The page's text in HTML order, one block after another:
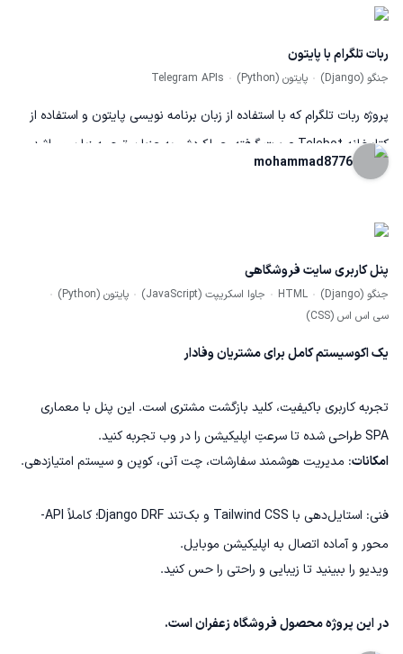
ربات تلگرام با پایتون
جنگو (Django) پایتون (Python) Telegram APIs
پروژه ربات تلگرام که با استفاده از زبان برنامه نویسی پایتون و استفاده از
کتابخانه Telebot صورت گرفته، عملکردش به عنوان ترجمه زبان میباشد.
mohammad8776
پنل کاربری سایت فروشگاهی
جنگو (Django) HTML جاوا اسکریپت (JavaScript)
پایتون (Python)
سی اس اس (CSS)
یک اکوسیستم کامل برای مشتریان وفادار
تجربه کاربری باکیفیت، کلید بازگشت مشتری است. این پنل با معماری
SPA طراحی شده تا سرعتِ اپلیکیشن را در وب تجربه کنید.
امکانات: مدیریت هوشمند سفارشات، چت آنی، کوپن و سیستم امتیازدهی.
فنی: استایل‌دهی با Tailwind CSS و بک‌تند Django DRF؛ کاملاً API-
محور و آماده اتصال به اپلیکیشن موبایل.
ویدیو را ببینید تا زیبایی و راحتی را حس کنید.
در این پروژه محصول فروشگاه زعفران است.